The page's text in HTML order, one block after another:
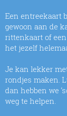
Een entreekaart
gewoon aan de
rittenkaart of
het jezelf
Je kan lekker
rondjes maken.
dan hebben we
weg te helpen.